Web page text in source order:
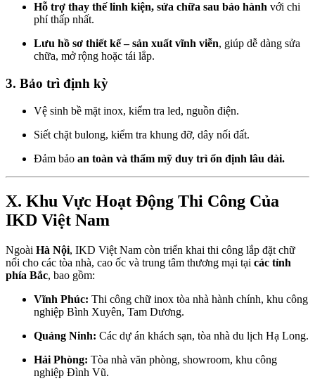
Hỗ trợ thay thế linh kiện, sửa chữa sau bảo hành với chi
phí thấp nhất.
Lưu hồ sơ thiết kế – sản xuất vĩnh viễn, giúp dễ dàng sửa
chữa, mở rộng hoặc tái lắp.
3. Bảo trì định kỳ
Vệ sinh bề mặt inox, kiểm tra led, nguồn điện.
Siết chặt bulong, kiểm tra khung đỡ, dây nối đất.
Đảm bảo an toàn và thẩm mỹ duy trì ổn định lâu dài.
X. Khu Vực Hoạt Động Thi Công Của
IKD Việt Nam
Ngoài Hà Nội, IKD Việt Nam còn triển khai thi công lắp đặt chữ
nổi cho các tòa nhà, cao ốc và trung tâm thương mại tại các tỉnh
phía Bắc, bao gồm:
Vĩnh Phúc: Thi công chữ inox tòa nhà hành chính, khu công
nghiệp Bình Xuyên, Tam Dương.
Quảng Ninh: Các dự án khách sạn, tòa nhà du lịch Hạ Long.
Hải Phòng: Tòa nhà văn phòng, showroom, khu công
nghiệp Đình Vũ.